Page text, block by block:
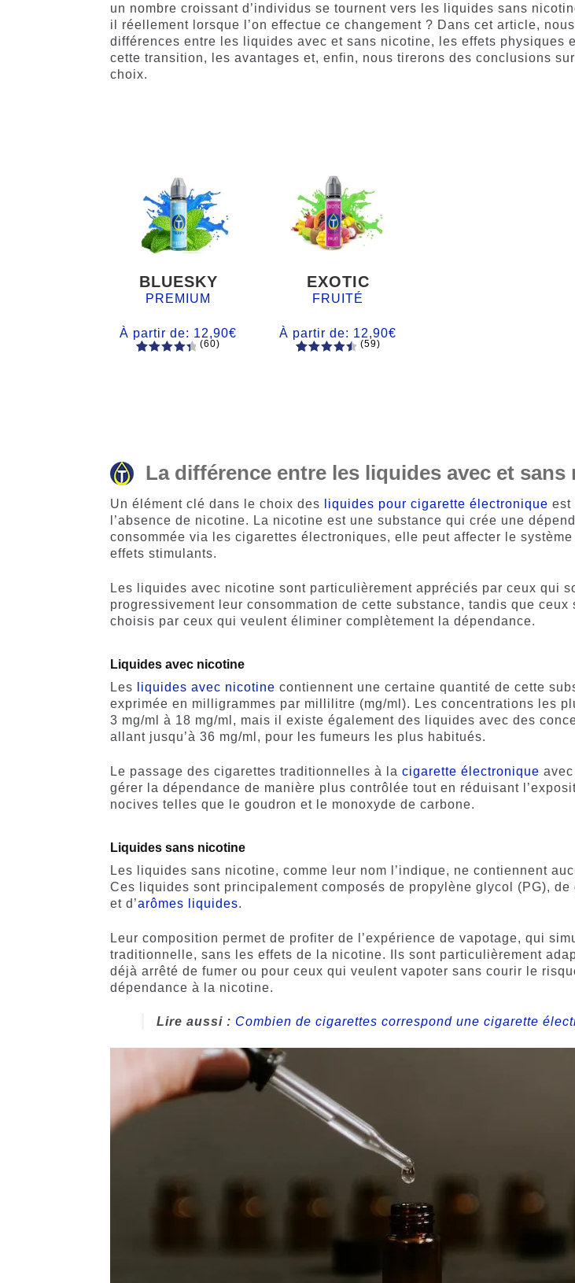
un nombre croissant d’individus se tournent vers les liquides sans
il réellement lorsque l’on effectue ce changement ? Dans cet article,
différences entre les liquides avec et sans nicotine, les effets physiques
cette transition, les avantages et, enfin, nous tirerons des conclusions
choix.
BLUESKY
PREMIUM
À partir de: 12,90€
(60)
EXOTIC
FRUITÉ
À partir de: 12,90€
(59)
La différence entre les liquides avec et sans
Un élément clé dans le choix des liquides pour cigarette électronique est
l’absence de nicotine. La nicotine est une substance qui crée une
consommée via les cigarettes électroniques, elle peut affecter le
effets stimulants.
Les liquides avec nicotine sont particulièrement appréciés par ceux qui
progressivement leur consommation de cette substance, tandis que ceux
choisis par ceux qui veulent éliminer complètement la dépendance.
Liquides avec nicotine
Les
liquides avec nicotine contiennent une certaine quantité de cette
exprimée en milligrammes par millilitre (mg/ml). Les concentrations les
3 mg/ml à 18 mg/ml, mais il existe également des liquides avec des
allant jusqu’à 36 mg/ml, pour les fumeurs les plus habitués.
Le passage des cigarettes traditionnelles à lacigarette électronique
gérer la dépendance de manière plus contrôlée tout en réduisant
nocives telles que le goudron et le monoxyde de carbone.
Liquides sans nicotine
Les liquides sans nicotine, comme leur nom l’indique, ne contiennent
Ces liquides sont principalement composés de propylène glycol (PG),
et d’arômes liquides.
Leur composition permet de profiter de l’expérience de vapotage, qui
traditionnelle, sans les effets de la nicotine. Ils sont particulièrement
déjà arrêté de fumer ou pour ceux qui veulent vapoter sans courir le
dépendance à la nicotine.
Lire aussi : Combien de cigarettes correspond une cigarette